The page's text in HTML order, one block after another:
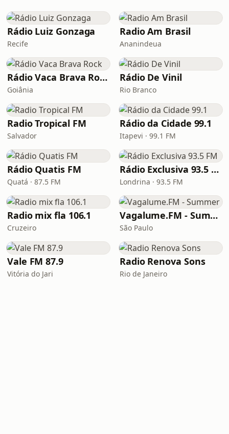
Rádio Luiz Gonzaga
Recife
Radio Am Brasil
Ananindeua
Rádio Vaca Brava Rock
Goiânia
Rádio De Vinil
Rio Branco
Radio Tropical FM
Salvador
Rádio da Cidade 99.1
Itapevi · 99.1 FM
Rádio Quatis FM
Quatá · 87.5 FM
Rádio Exclusiva 93.5 FM
Londrina · 93.5 FM
Radio mix fla 106.1
Cruzeiro
Vagalume.FM - Summer
São Paulo
Vale FM 87.9
Vitória do Jari
Radio Renova Sons
Rio de Janeiro